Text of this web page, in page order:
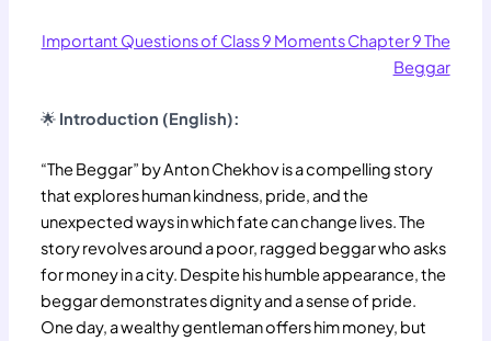
Important Questions of Class 9 Moments Chapter 9 The
Beggar
🌟 Introduction (English):
“The Beggar” by Anton Chekhov is a compelling story
that explores human kindness, pride, and the
unexpected ways in which fate can change lives. The
story revolves around a poor, ragged beggar who asks
for money in a city. Despite his humble appearance, the
beggar demonstrates dignity and a sense of pride.
One day, a wealthy gentleman offers him money, but